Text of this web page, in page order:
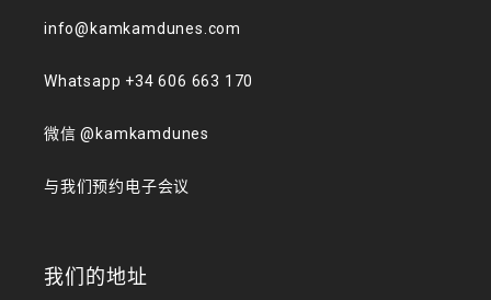
info@kamkamdunes.com
Whatsapp +34 606 663 170
微信 @kamkamdunes
与我们预约电子会议
我们的地址